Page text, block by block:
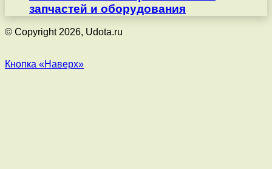
запчастей и оборудования
© Copyright 2026, Udota.ru
Кнопка «Наверх»